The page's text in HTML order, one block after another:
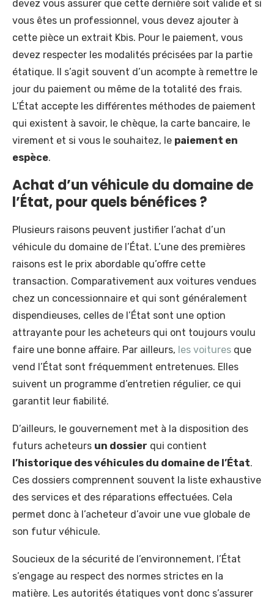
devez vous assurer que cette dernière soit valide et si
vous êtes un professionnel, vous devez ajouter à
cette pièce un extrait Kbis. Pour le paiement, vous
devez respecter les modalités précisées par la partie
étatique. Il s’agit souvent d’un acompte à remettre le
jour du paiement ou même de la totalité des frais.
L’État accepte les différentes méthodes de paiement
qui existent à savoir, le chèque, la carte bancaire, le
virement et si vous le souhaitez, le paiement en
espèce.
Achat d’un véhicule du domaine de
l’État, pour quels bénéfices ?
Plusieurs raisons peuvent justifier l’achat d’un
véhicule du domaine de l’État. L’une des premières
raisons est le prix abordable qu’offre cette
transaction. Comparativement aux voitures vendues
chez un concessionnaire et qui sont généralement
dispendieuses, celles de l’État sont une option
attrayante pour les acheteurs qui ont toujours voulu
faire une bonne affaire. Par ailleurs, les voitures que
vend l’État sont fréquemment entretenues. Elles
suivent un programme d’entretien régulier, ce qui
garantit leur fiabilité.
D’ailleurs, le gouvernement met à la disposition des
futurs acheteurs un dossier qui contient
l’historique des véhicules du domaine de l’État.
Ces dossiers comprennent souvent la liste exhaustive
des services et des réparations effectuées. Cela
permet donc à l’acheteur d’avoir une vue globale de
son futur véhicule.
Soucieux de la sécurité de l’environnement, l’État
s’engage au respect des normes strictes en la
matière. Les autorités étatiques vont donc s’assurer